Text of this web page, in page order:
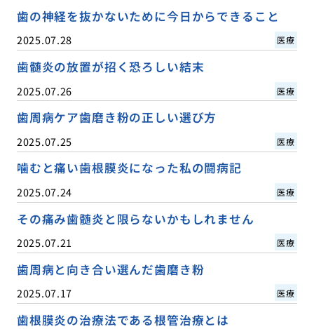
歯の神経を抜かないために今日からできること
2025.07.28 医療
歯髄炎の放置が招く恐ろしい結末
2025.07.26 医療
歯周病ケア歯磨き粉の正しい選び方
2025.07.25 医療
噛むと痛い歯根膜炎になった私の闘病記
2025.07.24 医療
その痛み歯髄炎と限らないかもしれません
2025.07.21 医療
歯周病と向き合い選んだ歯磨き粉
2025.07.17 医療
歯根膜炎の治療法である根管治療とは